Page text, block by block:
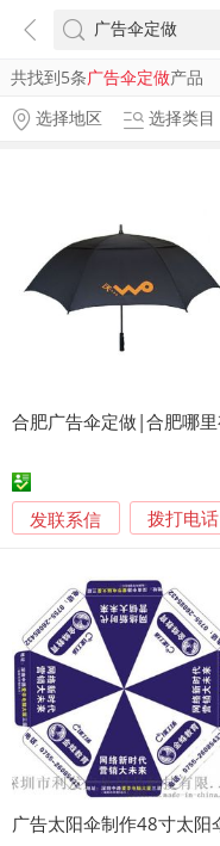
共找到5条广告伞定做产品
选择地区
选择类目
发联系信 拨打电话